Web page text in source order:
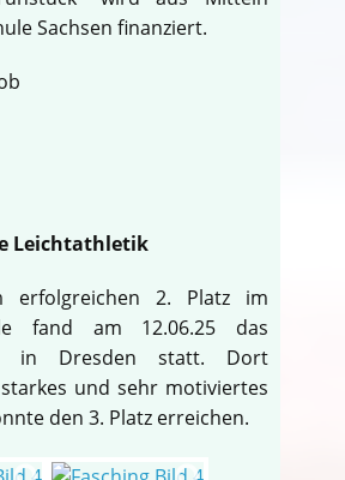
Sachsen finanziert.
Leichtathletik
erfolgreichen 2. Platz im
fand am 12.06.25 das
in Dresden statt. Dort
und sehr motiviertes
den 3. Platz erreichen.